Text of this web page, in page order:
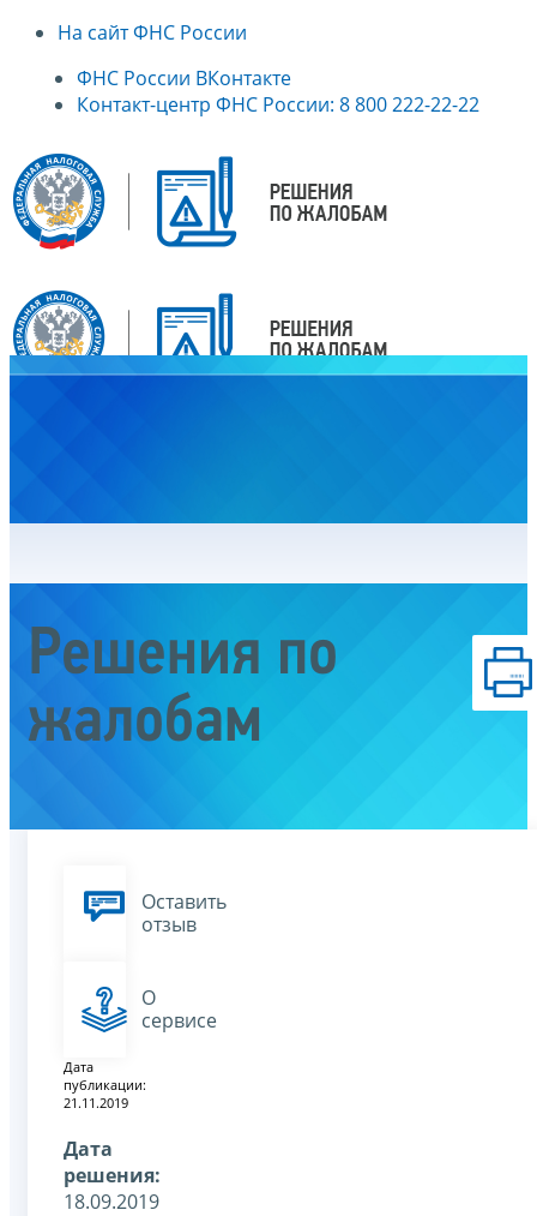
На сайт ФНС России
ФНС России ВКонтакте
Контакт-центр ФНС России: 8 800 222-22-22
Решения по
жалобам
Оставить
отзыв
О
сервисе
Дата
публикации:
21.11.2019
Дата
решения:
18.09.2019